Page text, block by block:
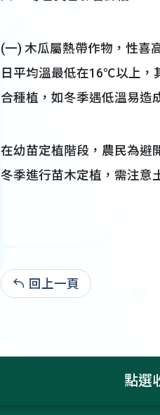
(一) 木瓜屬熱帶作物，性
日平均溫最低在16℃以上，
合種植，如冬季遇低溫易造
在幼苗定植階段，農民為避
冬季進行苗木定植，需注意
回上一頁
點選